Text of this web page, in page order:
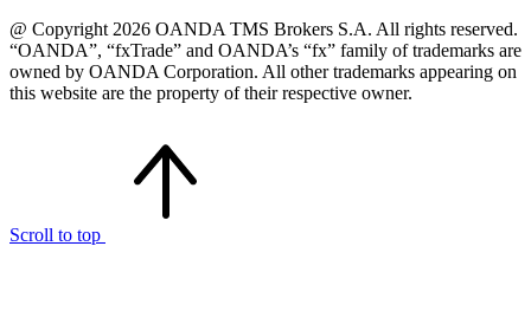
@ Copyright 2026 OANDA TMS Brokers S.A. All rights reserved.
“OANDA”, “fxTrade” and OANDA’s “fx” family of trademarks are
owned by OANDA Corporation. All other trademarks appearing on
this website are the property of their respective owner.
Scroll to top